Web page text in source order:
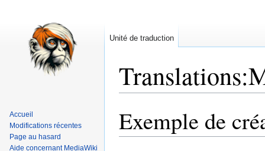
Translations:
la
la
Exemple de
Unité de traduction
Accueil
Modifications récentes
Page au hasard
Aide concernant MediaWiki